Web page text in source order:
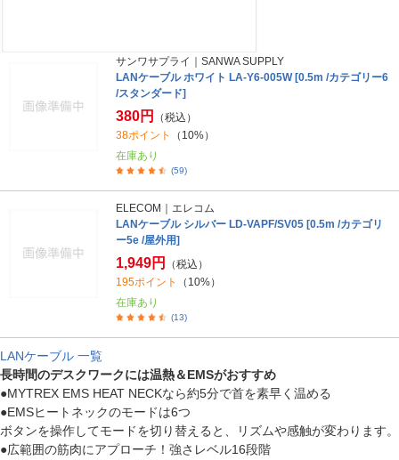
サンワサプライ｜SANWA SUPPLY
LANケーブル ホワイト LA-Y6-005W [0.5m /カテゴリー6
/スタンダード]
380円
（税込）
38ポイント
（10%）
在庫あり
(59)
ELECOM｜エレコム
LANケーブル シルバー LD-VAPF/SV05 [0.5m /カテゴリ
ー5e /屋外用]
1,949円
（税込）
195ポイント
（10%）
在庫あり
(13)
LANケーブル 一覧
長時間のデスクワークには温熱＆EMSがおすすめ
●MYTREX EMS HEAT NECKなら約5分で首を素早く温める
●EMSヒートネックのモードは6つ
ボタンを操作してモードを切り替えると、リズムや感触が変わります。
●広範囲の筋肉にアプローチ！強さレベル16段階